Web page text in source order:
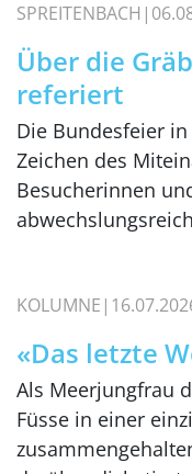
SPREITENBACH
Über die
referiert
Die Bundesfeier
Zeichen des
Besucherinnen
KOLUMNE
«Das letzte
Als Meerjungfrau
Füsse in einer